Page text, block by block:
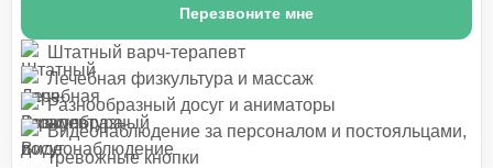
Перезвоните мне
Штатный варч-терапевт
Лечебная физкультура и массаж
Разнообразный досуг и аниматоры
Видеонаблюдение за персоналом и постояльцами,
тревожные кнопки